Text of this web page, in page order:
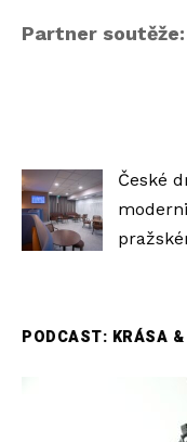
Partner soutěže:
České
PODCAST: KRÁSA